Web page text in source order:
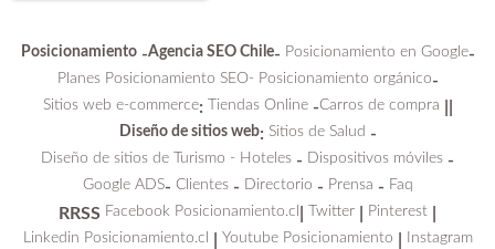
Posicionamiento-Agencia SEO Chile- Posicionamiento en Google-
Planes Posicionamiento SEO- Posicionamiento orgánico-
Sitios web e-commerce: Tiendas Online-Carros de compra
Diseño de sitios web: Sitios de Salud -
Diseño de sitios de Turismo - Hoteles - Dispositivos móviles -
Google ADS- Clientes- Directorio - Prensa - Faq
RRSS Facebook Posicionamiento.cl Twitter Pinterest
Linkedin Posicionamiento.cl Youtube Posicionamiento Instagram